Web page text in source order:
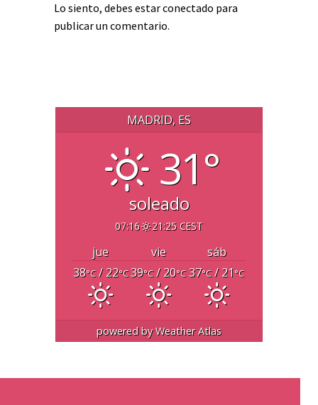
Lo siento, debes estarconectado para
publicar un comentario.
MADRID, ES
31°
soleado
07:16 21:25 CEST
jue vie
sáb
38°C/ 22°C39°C/ 20°C 37°C/ 21°C
powered byWeather Atlas